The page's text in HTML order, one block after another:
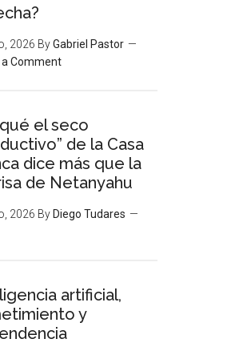
2026 ByGabriel Pastor
a Comment
el seco
de la Casa
dice más que la
de Netanyahu
2026 By Diego Tudares
artificial,
y